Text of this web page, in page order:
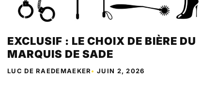
EXCLUSIF : LE CHOIX DE BIÈRE DU
MARQUIS DE SADE
LUC DE RAEDEMAEKER•JUIN 2, 2026